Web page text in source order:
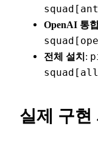
OpenAI 통
전체 설치 :
실제 구현